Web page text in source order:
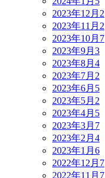
2023年12月 2
2023年11月 2
2023年10月 7
2023年9月 3
2023年8月 4
2023年7月 2
2023年6月 5
2023年5月 2
2023年4月 5
2023年3月 7
2023年2月 4
2023年1月 6
2022年12月 7
2022年11月 7